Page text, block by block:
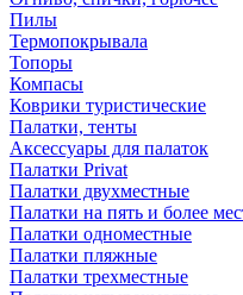
Пилы
Термопокрывала
Топоры
Компасы
Коврики туристические
Палатки, тенты
Аксессуары для палаток
Палатки Privat
Палатки двухместные
Палатки на пять и более
Палатки одноместные
Палатки пляжные
Палатки трехместные